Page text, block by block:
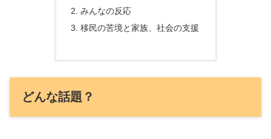
みんなの反応
移民の苦境と家族、社会の支援
どんな話題？